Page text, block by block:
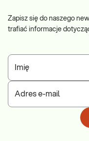
Zapisz się do naszego
trafiać informacje
Imię
Adres e-mail